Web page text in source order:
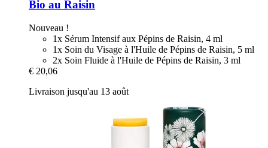
Bio au Raisin
Nouveau !
1x Sérum Intensif aux Pépins de Raisin, 4 ml
1x Soin du Visage à l'Huile de Pépins de Raisin, 5 ml
2x Soin Fluide à l'Huile de Pépins de Raisin, 3 ml
€ 20,06
Livraison jusqu'au 13 août